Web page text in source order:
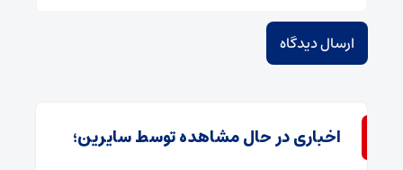
اخباری در حال مشاهده توسط سایرین؛